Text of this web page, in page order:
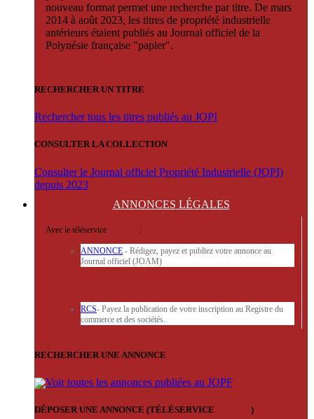
nouveau format permet une recherche par titre. De mars
2014 à août 2023, les titres de propriété industrielle
antérieurs étaient publiés au Journal officiel de la
Polynésie française "papier".
RECHERCHER UN TITRE
Rechercher tous les titres publiés au JOPI
CONSULTER LA COLLECTION
Consulter le Journal officiel Propriété Industrielle (JOPI)
depuis 2023
ANNONCES LÉGALES
Avec le téléservice :
ANNONCE - Rédigez, payez et publiez votre annonce au
Journal officiel (JOAM)
RCS- Payez la publication de votre inscription au Registre du
commerce et des sociétés.
RECHERCHER UNE ANNONCE
Voir toutes les annonces publiées au JOPF
DÉPOSER UNE ANNONCE (TÉLÉSERVICE )